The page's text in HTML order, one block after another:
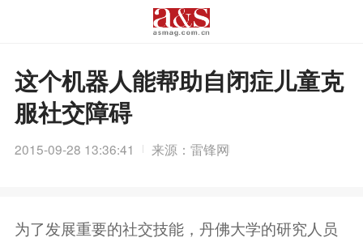
这个机器人能帮助自闭症儿童克
服社交障碍
2015-09-28 13:36:41 来源：雷锋网
为了发展重要的社交技能，丹佛大学的研究人员